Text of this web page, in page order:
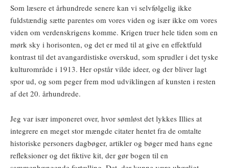
Som læsere et århundrede senere kan vi selvfølgelig ikke
fuldstændig sætte parentes om vores viden og især ikke om vores
viden om verdenskrigens komme. Krigen truer hele tiden som en
mørk sky i horisonten, og det er med til at give en effektfuld
kontrast til det avangardistiske overskud, som sprudler i det tyske
kulturområde i 1913. Her opstår vilde ideer, og der bliver lagt
spor ud, og som peger frem mod udviklingen af kunsten i resten
af det 20. århundrede.
Jeg var især imponeret over, hvor sømløst det lykkes Illies at
integrere en meget stor mængde citater hentet fra de omtalte
historiske personers dagbøger, artikler og bøger med hans egne
refleksioner og det fiktive kit, der gør bogen til en